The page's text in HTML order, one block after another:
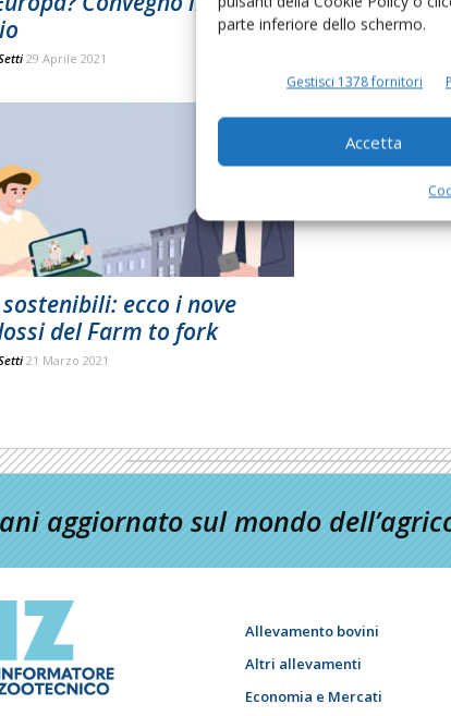
parte inferiore dello schermo.
Gestisci 1378 fornitori
Accetta
29 Aprile 2021
Fork»
ecco i nove
del Farm to fork
21 Marzo 2021
aggiornato sul mondo
Allevamento bovini
Altri allevamenti
Economia e Mercati